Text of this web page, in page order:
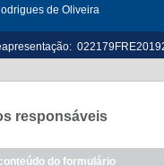
de Oliveira